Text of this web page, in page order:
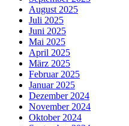
August 2025
Juli 2025
Juni 2025
Mai 2025
April 2025
März 2025
Februar 2025
Januar 2025
Dezember 2024
November 2024
Oktober 2024